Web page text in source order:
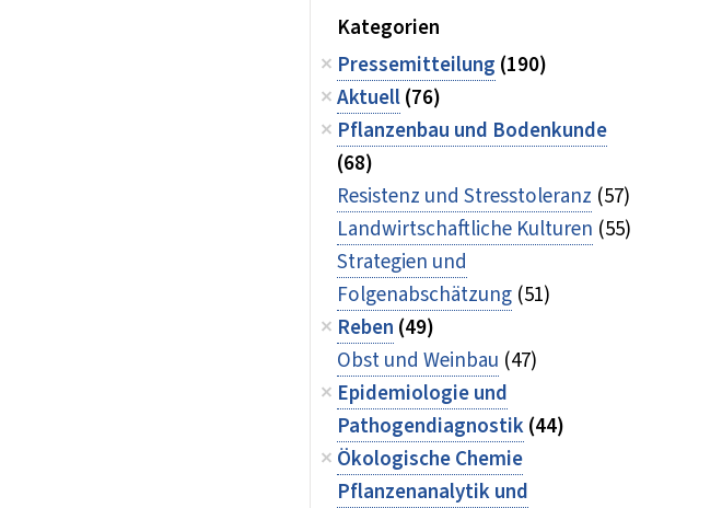
Kategorien
Pressemitteilung (190)
Aktuell(76)
Pflanzenbau und Bodenkunde
(68)
Resistenz und Stresstoleranz (57)
Landwirtschaftliche Kulturen (55)
Strategien und
Folgenabschätzung (51)
Reben (49)
Obst und Weinbau (47)
Epidemiologie und
Pathogendiagnostik(44)
Ökologische Chemie
Pflanzenanalytik und